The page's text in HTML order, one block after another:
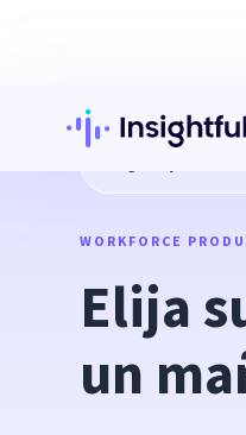
Elija su
WORKFORCE
Elija
un